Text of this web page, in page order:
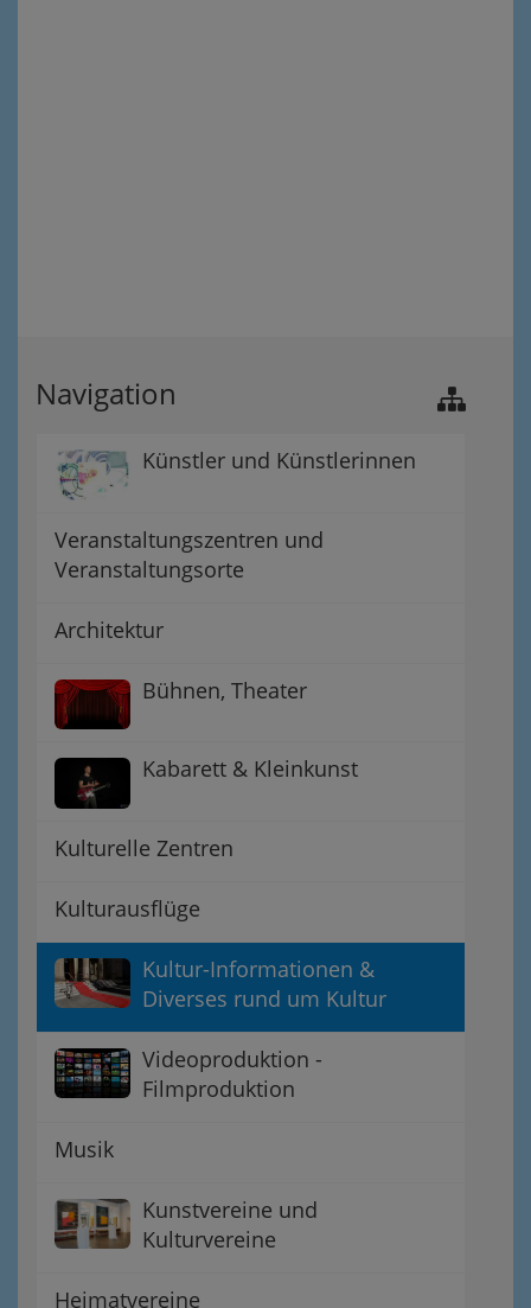
Navigation
Künstler und Künstlerinnen
Veranstaltungszentren und
Veranstaltungsorte
Architektur
Bühnen, Theater
Kabarett & Kleinkunst
Kulturelle Zentren
Kulturausflüge
Kultur-Informationen &
Diverses rund um Kultur
Videoproduktion -
Filmproduktion
Musik
Kunstvereine und
Kulturvereine
Heimatvereine